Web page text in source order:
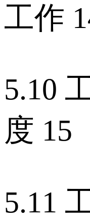
工作
5.10
度 15
5.11